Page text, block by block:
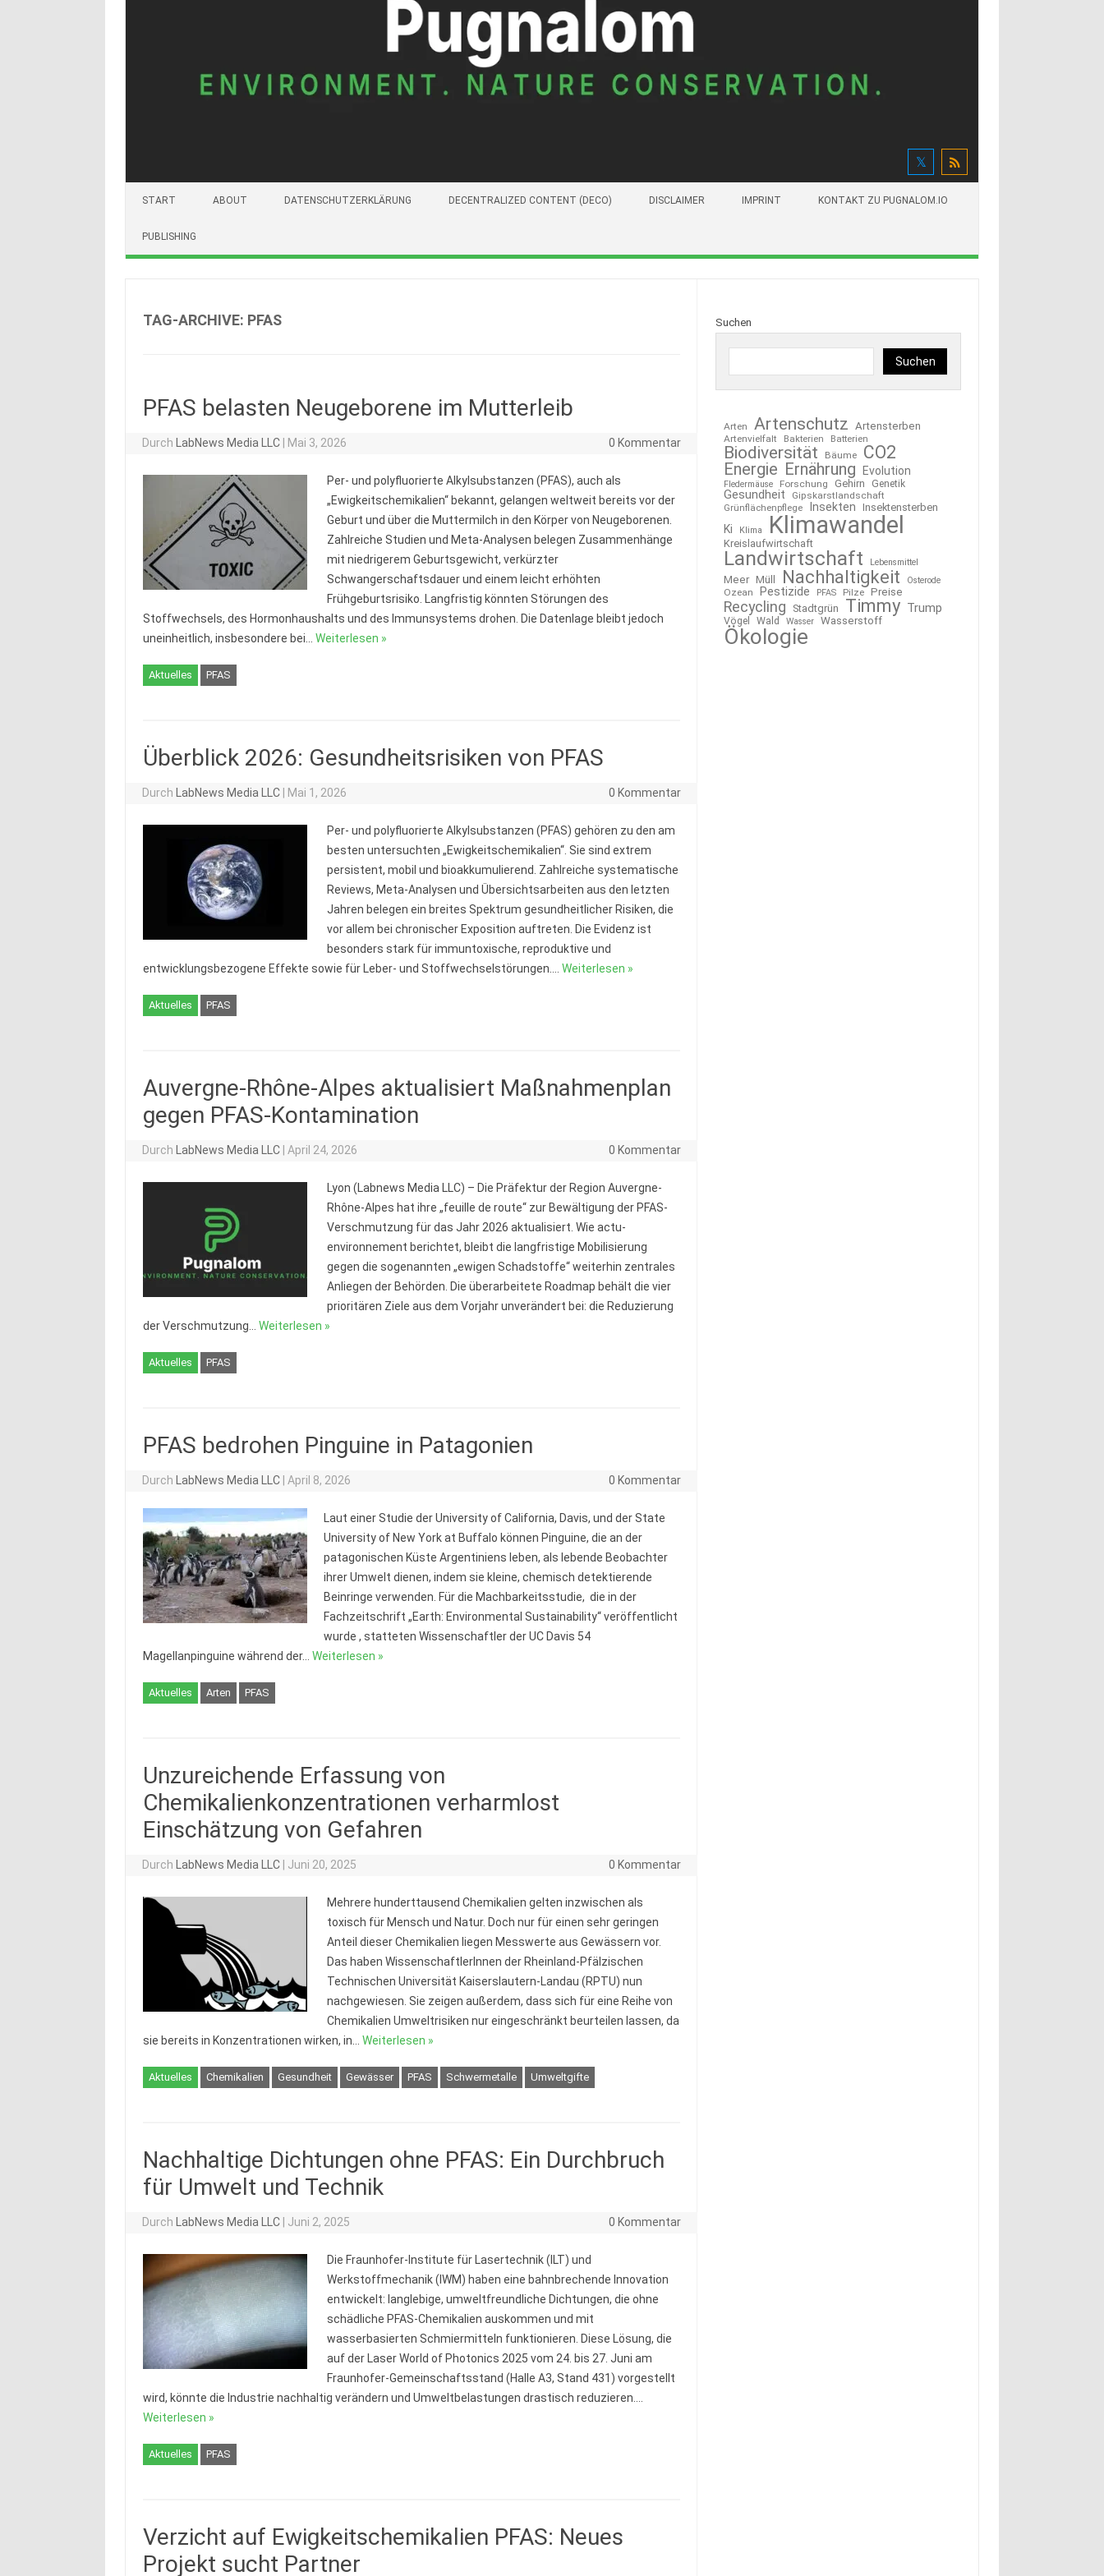
START ABOUT DATENSCHUTZERKLÄRUNG DECENTRALIZED CONTENT (DECO) DISCLAIMER IMPRINT KONTAKT ZU PUGNALOM.IO
PUBLISHING
TAG-ARCHIVE: PFAS
PFAS belasten Neugeborene im Mutterleib
Durch LabNews Media LLC Mai 3, 2026 0 Kommentar
Per- und polyfluorierte Alkylsubstanzen (PFAS), auch als
„Ewigkeitschemikalien“ bekannt, gelangen weltweit bereits vor der
Geburt und über die Muttermilch in den Körper von Neugeborenen.
Zahlreiche Studien und Meta-Analysen belegen Zusammenhänge
mit niedrigerem Geburtsgewicht, verkürzter
Schwangerschaftsdauer und einem leicht erhöhten
Frühgeburtsrisiko. Langfristig könnten Störungen des
Stoffwechsels, des Hormonhaushalts und des Immunsystems drohen. Die Datenlage bleibt jedoch
uneinheitlich, insbesondere bei… Weiterlesen »
Aktuelles PFAS
Überblick 2026: Gesundheitsrisiken von PFAS
Durch LabNews Media LLC Mai 1, 2026 0 Kommentar
Per- und polyfluorierte Alkylsubstanzen (PFAS) gehören zu den am
besten untersuchten „Ewigkeitschemikalien“. Sie sind extrem
persistent, mobil und bioakkumulierend. Zahlreiche systematische
Reviews, Meta-Analysen und Übersichtsarbeiten aus den letzten
Jahren belegen ein breites Spektrum gesundheitlicher Risiken, die
vor allem bei chronischer Exposition auftreten. Die Evidenz ist
besonders stark für immuntoxische, reproduktive und
entwicklungsbezogene Effekte sowie für Leber- und Stoffwechselstörungen.… Weiterlesen »
Aktuelles PFAS
Auvergne-Rhône-Alpes aktualisiert Maßnahmenplan
gegen PFAS-Kontamination
Durch LabNews Media LLC April 24, 2026 0 Kommentar
Lyon (Labnews Media LLC) – Die Präfektur der Region Auvergne-
Rhône-Alpes hat ihre „feuille de route“ zur Bewältigung der PFAS-
Verschmutzung für das Jahr 2026 aktualisiert. Wie actu-
environnement berichtet, bleibt die langfristige Mobilisierung
gegen die sogenannten „ewigen Schadstoffe“ weiterhin zentrales
Anliegen der Behörden. Die überarbeitete Roadmap behält die vier
prioritären Ziele aus dem Vorjahr unverändert bei: die Reduzierung
der Verschmutzung… Weiterlesen »
Aktuelles PFAS
PFAS bedrohen Pinguine in Patagonien
Durch LabNews Media LLC April 8, 2026 0 Kommentar
Laut einer Studie der University of California, Davis, und der State
University of New York at Buffalo können Pinguine, die an der
patagonischen Küste Argentiniens leben, als lebende Beobachter
ihrer Umwelt dienen, indem sie kleine, chemisch detektierende
Beinringe verwenden. Für die Machbarkeitsstudie, die in der
Fachzeitschrift „Earth: Environmental Sustainability“ veröffentlicht
wurde , statteten Wissenschaftler der UC Davis 54
Magellanpinguine während der… Weiterlesen »
Aktuelles Arten PFAS
Unzureichende Erfassung von
Chemikalienkonzentrationen verharmlost
Einschätzung von Gefahren
Durch LabNews Media LLC Juni 20, 2025 0 Kommentar
Mehrere hunderttausend Chemikalien gelten inzwischen als
toxisch für Mensch und Natur. Doch nur für einen sehr geringen
Anteil dieser Chemikalien liegen Messwerte aus Gewässern vor.
Das haben WissenschaftlerInnen der Rheinland-Pfälzischen
Technischen Universität Kaiserslautern-Landau (RPTU) nun
nachgewiesen. Sie zeigen außerdem, dass sich für eine Reihe von
Chemikalien Umweltrisiken nur eingeschränkt beurteilen lassen, da
sie bereits in Konzentrationen wirken, in… Weiterlesen »
Aktuelles Chemikalien Gesundheit Gewässer PFAS Schwermetalle Umweltgifte
Nachhaltige Dichtungen ohne PFAS: Ein Durchbruch
für Umwelt und Technik
Durch LabNews Media LLC Juni 2, 2025 0 Kommentar
Die Fraunhofer-Institute für Lasertechnik (ILT) und
Werkstoffmechanik (IWM) haben eine bahnbrechende Innovation
entwickelt: langlebige, umweltfreundliche Dichtungen, die ohne
schädliche PFAS-Chemikalien auskommen und mit
wasserbasierten Schmiermitteln funktionieren. Diese Lösung, die
auf der Laser World of Photonics 2025 vom 24. bis 27. Juni am
Fraunhofer-Gemeinschaftsstand (Halle A3, Stand 431) vorgestellt
wird, könnte die Industrie nachhaltig verändern und Umweltbelastungen drastisch reduzieren.…
Weiterlesen »
Aktuelles PFAS
Verzicht auf Ewigkeitschemikalien PFAS: Neues
Projekt sucht Partner
Suchen
Suchen
Arten Artenschutz Artensterben
Artenvielfalt Bakterien Batterien
Biodiversität Bäume CO2
Energie Ernährung Evolution
Fledermäuse Forschung Gehirn Genetik
Gesundheit Gipskarstlandschaft
Grünflächenpflege Insekten Insektensterben
Ki Klima Klimawandel
Kreislaufwirtschaft
Landwirtschaft Lebensmittel
Meer Müll Nachhaltigkeit Osterode
Ozean Pestizide PFAS Pilze Preise
Recycling Stadtgrün Timmy Trump
Vögel Wald Wasser Wasserstoff
Ökologie